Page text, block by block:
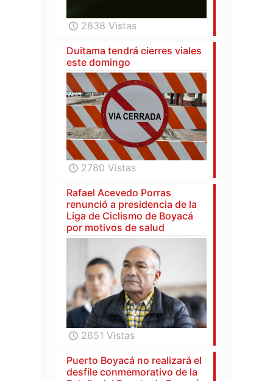
2838 Vistas
Duitama tendrá cierres viales
este domingo
2780 Vistas
Rafael Acevedo Porras
renunció a presidencia de la
Liga de Ciclismo de Boyacá
por motivos de salud
2651 Vistas
Puerto Boyacá no realizará el
desfile conmemorativo de la